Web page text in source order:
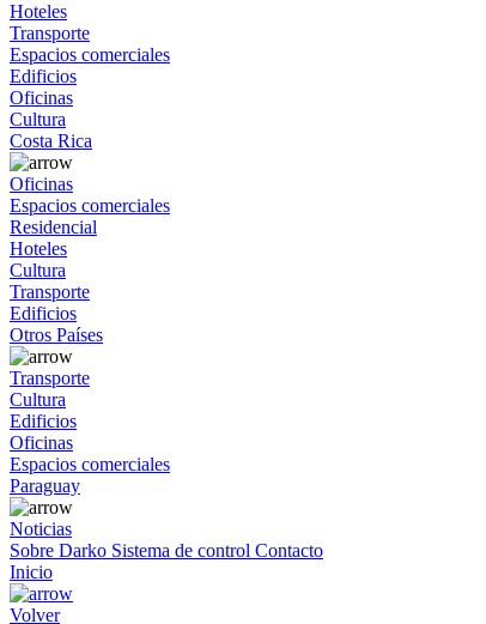
Hoteles
Transporte
Espacios comerciales
Edificios
Oficinas
Cultura
Costa Rica
Oficinas
Espacios comerciales
Residencial
Hoteles
Cultura
Transporte
Edificios
Otros Países
Transporte
Cultura
Edificios
Oficinas
Espacios comerciales
Paraguay
Noticias
Sobre Darko Sistema de control Contacto
Inicio
Volver